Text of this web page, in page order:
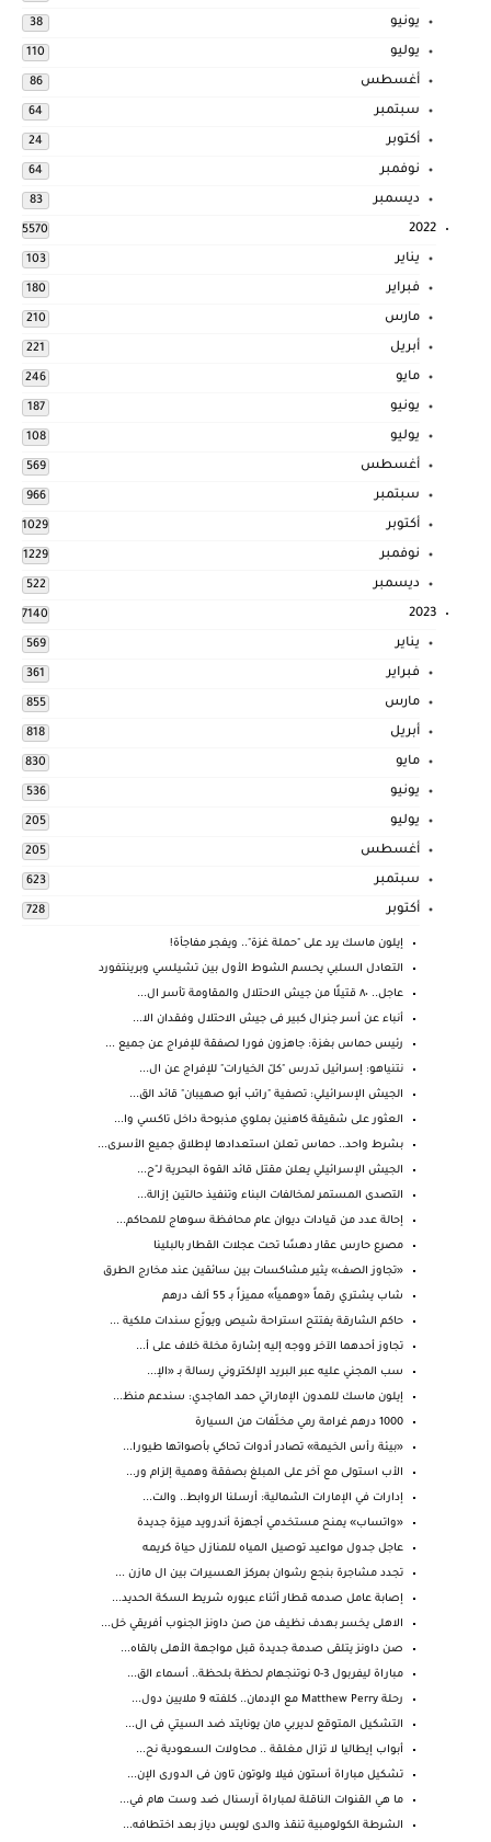
يونيو 38
يوليو 110
أغسطس 86
سبتمبر 64
أكتوبر 24
نوفمبر 64
ديسمبر 83
2022
5570
يناير 103
فبراير 180
مارس 210
أبريل 221
مايو 246
يونيو 187
يوليو 108
أغسطس 569
سبتمبر 966
أكتوبر 1029
نوفمبر 1229
ديسمبر 522
2023
7140
يناير 569
فبراير 361
مارس 855
أبريل 818
مايو 830
يونيو 536
يوليو 205
أغسطس 205
سبتمبر 623
أكتوبر 728
إيلون ماسك يرد على "حملة غزة".. ويفجر مفاجأة!
التعادل السلبي يحسم الشوط الأول بين تشيلسي وبرينتفورد
عاجل.. ٨٠ قتيلًا من جيش الاحتلال والمقاومة تأسر ال...
أنباء عن أسر جنرال كبير فى جيش الاحتلال وفقدان الا...
رئيس حماس بغزة: جاهزون فورا لصفقة للإفراج عن جميع ...
نتنياهو: إسرائيل تدرس "كلّ الخيارات" للإفراج عن ال...
الجيش الإسرائيلي: تصفية "راتب أبو صهيبان" قائد الق...
العثور على شقيقة كاهنين بملوي مذبوحة داخل تاكسي وا...
بشرط واحد.. حماس تعلن استعدادها لإطلاق جميع الأسرى...
الجيش الإسرائيلي يعلن مقتل قائد القوة البحرية لـ"ح...
التصدى المستمر لمخالفات البناء وتنفيذ حالتين إزالة...
إحالة عدد من قيادات ديوان عام محافظة سوهاج للمحاكم...
مصرع حارس عقار دهسًا تحت عجلات القطار بالبلينا
«تجاوز الصف» يثير مشاكسات بين سائقين عند مخارج الطرق
شاب يشتري رقماً «وهمياً» مميزاً بـ 55 ألف درهم
حاكم الشارقة يفتتح استراحة شيص ويوزّع سندات ملكية ...
تجاوز أحدهما الآخر ووجه إليه إشارة مخلة خلاف على أ...
سب المجني عليه عبر البريد الإلكتروني رسالة بـ «الإ...
إيلون ماسك للمدون الإماراتي حمد الماجدي: سندعم منظ...
1000 درهم غرامة رمي مخلّفات من السيارة
«بيئة رأس الخيمة» تصادر أدوات تحاكي بأصواتها طيورا...
الأب استولى مع آخر على المبلغ بصفقة وهمية إلزام ور...
إدارات في الإمارات الشمالية: أرسلنا الروابط.. والت...
«واتساب» يمنح مستخدمي أجهزة أندرويد ميزة جديدة
عاجل جدول مواعيد توصيل المياه للمنازل حياة كريمه
تجدد مشاجرة بنجع رشوان بمركز العسيرات بين ال مازن ...
إصابة عامل صدمه قطار أثناء عبوره شريط السكة الحديد...
الاهلى يخسر بهدف نظيف من صن داونز الجنوب أفريقي خل...
صن داونز يتلقى صدمة جديدة قبل مواجهة الأهلى بالقاه...
مباراة ليفربول 3-0 نوتنجهام لحظة بلحظة.. أسماء الق...
رحلة Matthew Perry مع الإدمان.. كلفته 9 ملايين دول...
التشكيل المتوقع لديربي مان يونايتد ضد السيتي فى ال...
أبواب إيطاليا لا تزال مغلقة .. محاولات السعودية نح...
تشكيل مباراة أستون فيلا ولوتون تاون فى الدورى الإن...
ما هي القنوات الناقلة لمباراة آرسنال ضد وست هام في...
الشرطة الكولومبية تنقذ والدى لويس دياز بعد اختطافه...